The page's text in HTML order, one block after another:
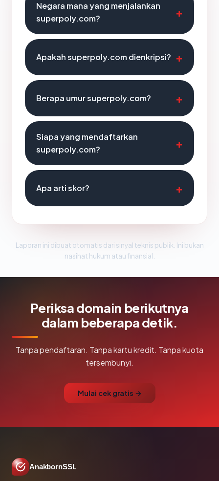
Negara mana yang menjalankan
superpoly.com?
Apakah superpoly.com dienkripsi?
Berapa umur superpoly.com?
Siapa yang mendaftarkan
superpoly.com?
Apa arti skor?
Laporan ini dibuat otomatis dari sinyal teknis publik. Ini bukan
nasihat hukum atau finansial.
Periksa domain berikutnya
dalam beberapa detik.
Tanpa pendaftaran. Tanpa kartu kredit. Tanpa kuota
tersembunyi.
Mulai cek gratis →
AnakbornSSL